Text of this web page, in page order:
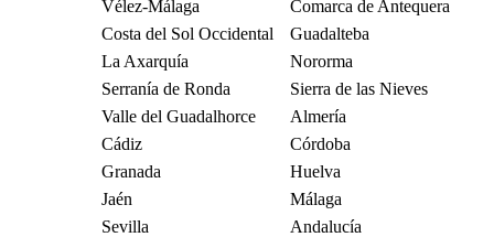
Vélez-Málaga
Comarca de Antequera
Costa del Sol Occidental
Guadalteba
La Axarquía
Nororma
Serranía de Ronda
Sierra de las Nieves
Valle del Guadalhorce
Almería
Cádiz
Córdoba
Granada
Huelva
Jaén
Málaga
Sevilla
Andalucía